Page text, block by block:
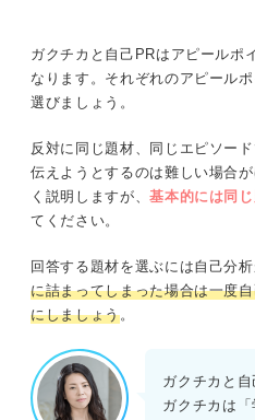
ガクチカと自己PRはアピールポ
なります。それぞれのアピール
選びましょう。
反対に同じ題材、同じエピソー
伝えようとするのは難しい場合
く説明しますが、基本的には同
てください。
回答する題材を選ぶには自己分析
に詰まってしまった場合は一度
にしましょう。
ガクチカと自
ガクチカは